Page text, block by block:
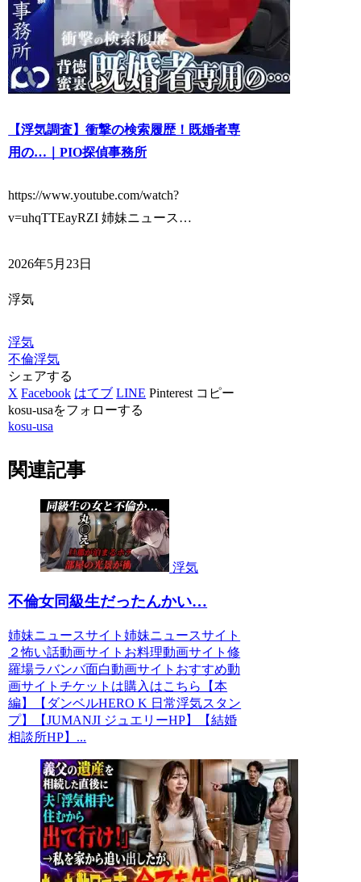
【浮気調査】衝撃の検索履歴！既婚者専
用の…｜PIO探偵事務所
https://www.youtube.com/watch?
v=uhqTTEayRZI 姉妹ニュース…
2026年5月23日
浮気
浮気
不倫浮気
シェアする
X Facebook はてブ LINE Pinterest コピー
kosu-usaをフォローする
kosu-usa
関連記事
浮気
不倫女同級生だったんかい…
姉妹ニュースサイト姉妹ニュースサイト
２怖い話動画サイトお料理動画サイト修
羅場ラバンバ面白動画サイトおすすめ動
画サイトチケットは購入はこちら【本
編】【ダンベルHERO K 日常浮気スタン
プ】【JUMANJI ジュエリーHP】【結婚
相談所HP】...